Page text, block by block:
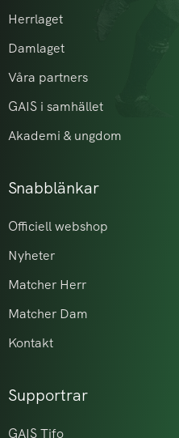
Herrlaget
Damlaget
Våra partners
GAIS i samhället
Akademi & ungdom
Snabblänkar
Officiell webshop
Nyheter
Matcher Herr
Matcher Dam
Kontakt
Supportrar
GAIS Tifo